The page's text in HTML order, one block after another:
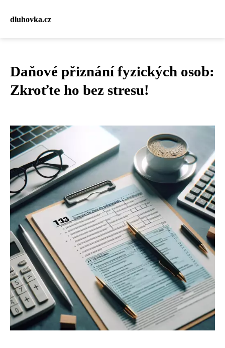
dluhovka.cz
Daňové přiznání fyzických osob:
Zkroťte ho bez stresu!